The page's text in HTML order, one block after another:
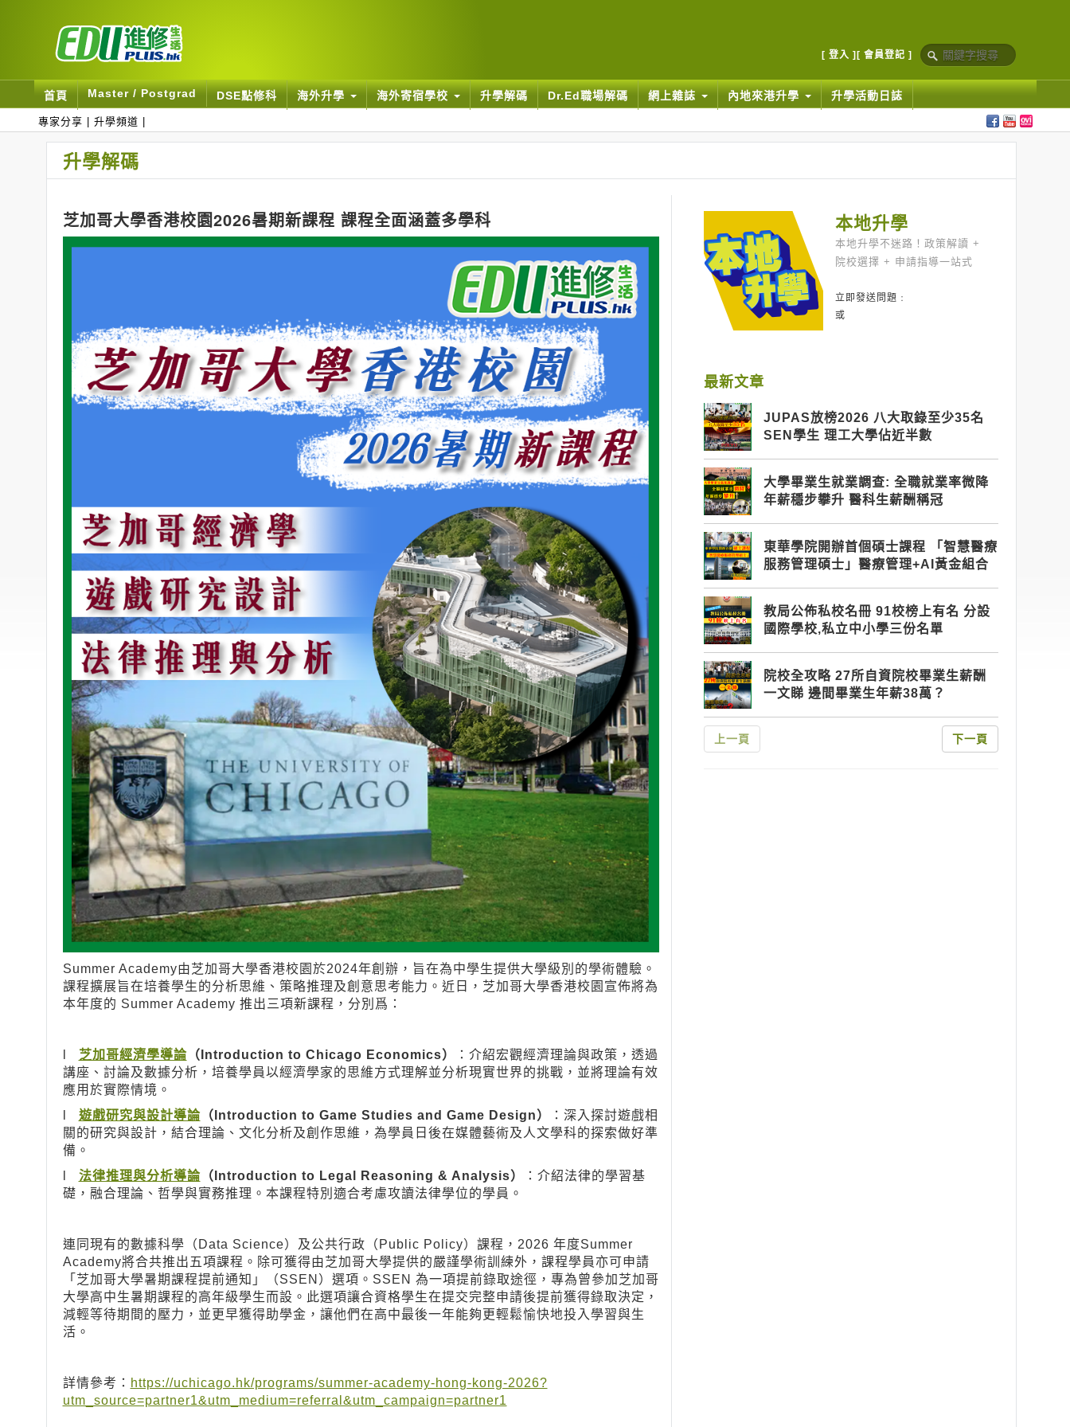
[ 登入 ] [ 會員登記 ]
首頁 Master / Postgrad DSE點修科 海外升學 海外寄宿學校 升學解碼 Dr.Ed職場解碼 網上雜誌 內地來港升學 升學活動日誌
專家分享 升學頻道
升學解碼
芝加哥大學香港校園2026暑期新課程 課程全面涵蓋多學科
Summer Academy由芝加哥大學香港校園於2024年創辦，旨在為中學生提供大學級別的學術體驗。
課程擴展旨在培養學生的分析思維、策略推理及創意思考能力。近日，芝加哥大學香港校園宣佈將為
本年度的 Summer Academy 推出三項新課程，分別爲：
芝加哥經濟學導論（Introduction to Chicago Economics）
：介紹宏觀經濟理論與政策，透過
講座、討論及數據分析，培養學員以經濟學家的思維方式理解並分析現實世界的挑戰，並將理論有效
應用於實際情境。
遊戲研究與設計導論（Introduction to Game Studies and Game Design）
：深入探討遊戲相
關的研究與設計，結合理論、文化分析及創作思維，為學員日後在媒體藝術及人文學科的探索做好準
備。
法律推理與分析導論（Introduction to Legal Reasoning & Analysis）
：介紹法律的學習基
礎，融合理論、哲學與實務推理。本課程特別適合考慮攻讀法律學位的學員。
連同現有的數據科學（Data Science）及公共行政（Public Policy）課程，2026 年度Summer
Academy將合共推出五項課程。除可獲得由芝加哥大學提供的嚴謹學術訓練外，課程學員亦可申請
「芝加哥大學暑期課程提前通知」（SSEN）選項。SSEN 為一項提前錄取途徑，專為曾參加芝加哥
大學高中生暑期課程的高年級學生而設。此選項讓合資格學生在提交完整申請後提前獲得錄取決定，
減輕等待期間的壓力，並更早獲得助學金，讓他們在高中最後一年能夠更輕鬆愉快地投入學習與生
活。
詳情參考： https://uchicago.hk/programs/summer-academy-hong-kong-2026?
utm_source=partner1&utm_medium=referral&utm_campaign=partner1
本地升學
本地升學不迷路！政策解讀 +
院校選擇 + 申請指導一站式
立即發送問題﹕
或
最新文章
JUPAS放榜2026 八大取錄至少35名
SEN學生 理工大學佔近半數
大學畢業生就業調查: 全職就業率微降
年薪穩步攀升 醫科生薪酬稱冠
東華學院開辦首個碩士課程 「智慧醫療
服務管理碩士」醫療管理+AI黃金組合
教局公佈私校名冊 91校榜上有名 分設
國際學校,私立中小學三份名單
院校全攻略 27所自資院校畢業生薪酬
一文睇 邊間畢業生年薪38萬？
上一頁 下一頁